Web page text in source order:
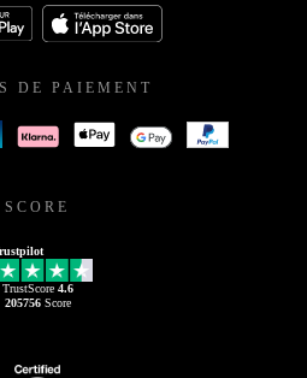
DE PAIEMENT
SCORE
TrustScore 4.6
205756Score